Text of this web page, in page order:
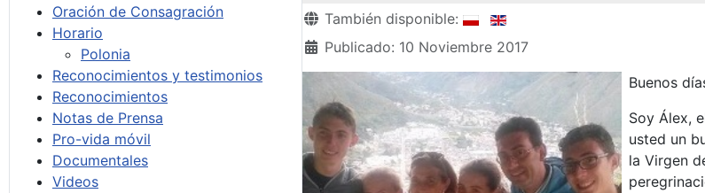
Oración de Consagración
Horario
Polonia
Reconocimientos y testimonios
Reconocimientos
Notas de Prensa
Pro-vida móvil
Documentales
Videos
Detalles
También disponible:
Publicado: 10 Noviembre 2017
Buenos
Soy Álex,
usted un
la Virgen